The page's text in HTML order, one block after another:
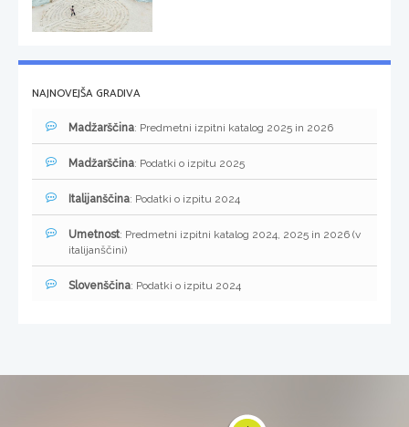
NAJNOVEJŠA GRADIVA
Madžarščina: Predmetni izpitni katalog 2025 in 2026
Madžarščina: Podatki o izpitu 2025
Italijanščina: Podatki o izpitu 2024
Umetnost: Predmetni izpitni katalog 2024, 2025 in 2026 (v
italijanščini)
Slovenščina: Podatki o izpitu 2024